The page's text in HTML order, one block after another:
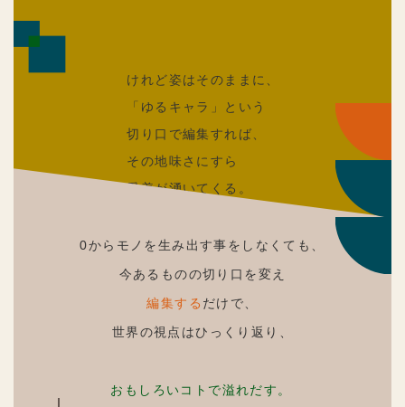
けれど姿はそのままに、
「ゆるキャラ」という
切り口で編集すれば、
その地味さにすら
愛着が湧いてくる。
0からモノを生み出す事をしなくても、
今あるものの切り口を変え
編集する だけで、
世界の視点はひっくり返り、
おもしろいコトで溢れだす。